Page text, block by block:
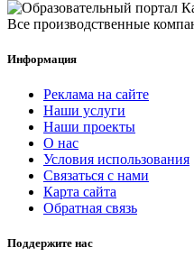
Все производственные
Информация
Реклама на сайте
Наши услуги
Наши проекты
О нас
Условия использования
Связаться с нами
Карта сайта
Обратная связь
Поддержите нас